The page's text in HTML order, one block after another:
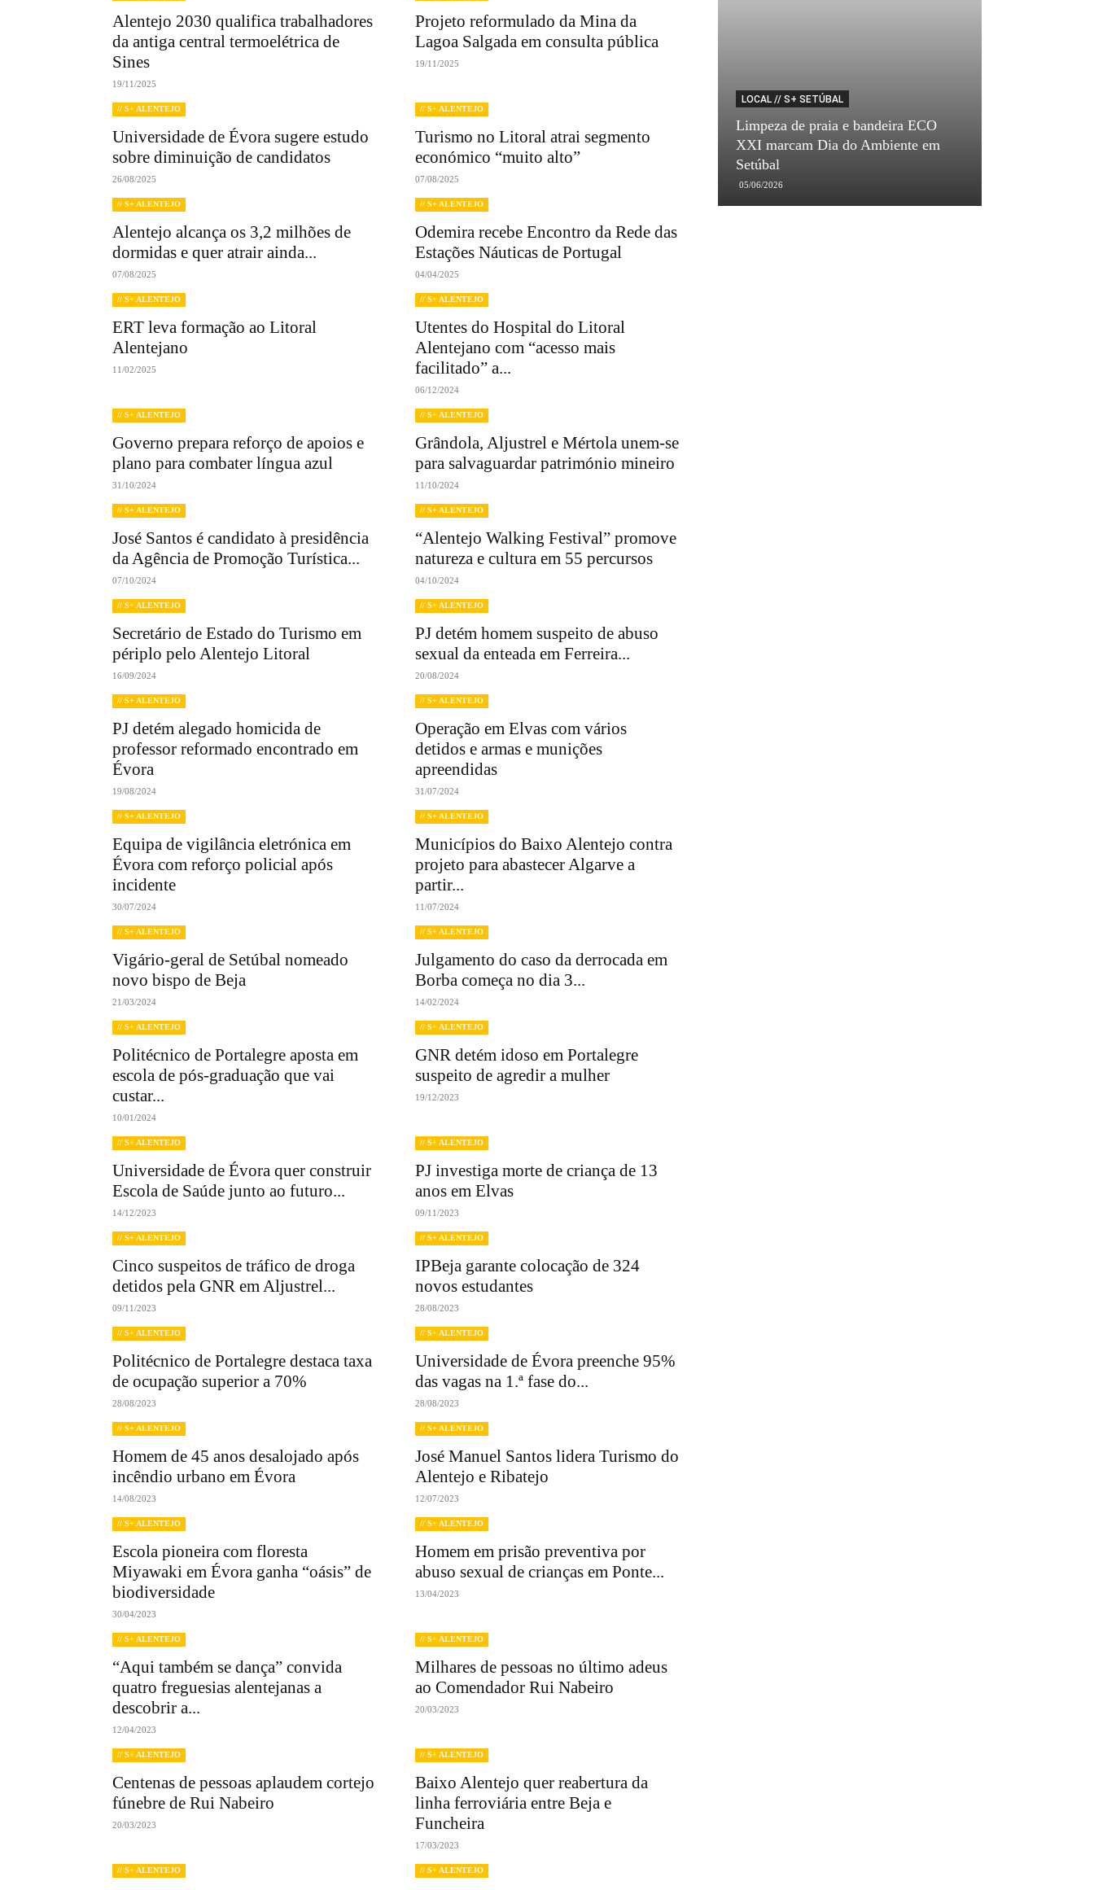
Alentejo 2030 qualifica trabalhadores
da antiga central termoelétrica de
Sines
19/11/2025
Projeto reformulado da Mina da
Lagoa Salgada em consulta pública
19/11/2025
// S+ ALENTEJO
Universidade de Évora sugere estudo
sobre diminuição de candidatos
26/08/2025
// S+ ALENTEJO
Turismo no Litoral atrai segmento
económico “muito alto”
07/08/2025
// S+ ALENTEJO
Alentejo alcança os 3,2 milhões de
dormidas e quer atrair ainda...
07/08/2025
// S+ ALENTEJO
Odemira recebe Encontro da Rede das
Estações Náuticas de Portugal
04/04/2025
// S+ ALENTEJO
ERT leva formação ao Litoral
Alentejano
11/02/2025
// S+ ALENTEJO
Utentes do Hospital do Litoral
Alentejano com “acesso mais
facilitado” a...
06/12/2024
// S+ ALENTEJO
Governo prepara reforço de apoios e
plano para combater língua azul
31/10/2024
// S+ ALENTEJO
Grândola, Aljustrel e Mértola unem-se
para salvaguardar património mineiro
11/10/2024
// S+ ALENTEJO
José Santos é candidato à presidência
da Agência de Promoção Turística...
07/10/2024
// S+ ALENTEJO
“Alentejo Walking Festival” promove
natureza e cultura em 55 percursos
04/10/2024
// S+ ALENTEJO
Secretário de Estado do Turismo em
périplo pelo Alentejo Litoral
16/09/2024
// S+ ALENTEJO
PJ detém homem suspeito de abuso
sexual da enteada em Ferreira...
20/08/2024
// S+ ALENTEJO
PJ detém alegado homicida de
professor reformado encontrado em
Évora
19/08/2024
// S+ ALENTEJO
Operação em Elvas com vários
detidos e armas e munições
apreendidas
31/07/2024
// S+ ALENTEJO
Equipa de vigilância eletrónica em
Évora com reforço policial após
incidente
30/07/2024
// S+ ALENTEJO
Municípios do Baixo Alentejo contra
projeto para abastecer Algarve a
partir...
11/07/2024
// S+ ALENTEJO
Vigário-geral de Setúbal nomeado
novo bispo de Beja
21/03/2024
// S+ ALENTEJO
Julgamento do caso da derrocada em
Borba começa no dia 3...
14/02/2024
// S+ ALENTEJO
Politécnico de Portalegre aposta em
escola de pós-graduação que vai
custar...
10/01/2024
// S+ ALENTEJO
GNR detém idoso em Portalegre
suspeito de agredir a mulher
19/12/2023
// S+ ALENTEJO
Universidade de Évora quer construir
Escola de Saúde junto ao futuro...
14/12/2023
// S+ ALENTEJO
PJ investiga morte de criança de 13
anos em Elvas
09/11/2023
// S+ ALENTEJO
Cinco suspeitos de tráfico de droga
detidos pela GNR em Aljustrel...
09/11/2023
// S+ ALENTEJO
IPBeja garante colocação de 324
novos estudantes
28/08/2023
// S+ ALENTEJO
Politécnico de Portalegre destaca taxa
de ocupação superior a 70%
28/08/2023
// S+ ALENTEJO
Universidade de Évora preenche 95%
das vagas na 1.ª fase do...
28/08/2023
// S+ ALENTEJO
Homem de 45 anos desalojado após
incêndio urbano em Évora
14/08/2023
// S+ ALENTEJO
José Manuel Santos lidera Turismo do
Alentejo e Ribatejo
12/07/2023
// S+ ALENTEJO
Escola pioneira com floresta
Miyawaki em Évora ganha “oásis” de
biodiversidade
30/04/2023
// S+ ALENTEJO
Homem em prisão preventiva por
abuso sexual de crianças em Ponte...
13/04/2023
// S+ ALENTEJO
“Aqui também se dança” convida
quatro freguesias alentejanas a
descobrir a...
12/04/2023
// S+ ALENTEJO
Milhares de pessoas no último adeus
ao Comendador Rui Nabeiro
20/03/2023
// S+ ALENTEJO
Centenas de pessoas aplaudem cortejo
fúnebre de Rui Nabeiro
20/03/2023
// S+ ALENTEJO
Baixo Alentejo quer reabertura da
linha ferroviária entre Beja e
Funcheira
17/03/2023
// S+ ALENTEJO // S+ ALENTEJO
LOCAL // S+ SETÚBAL
Limpeza de praia e bandeira ECO
XXI marcam Dia do Ambiente em
Setúbal
05/06/2026